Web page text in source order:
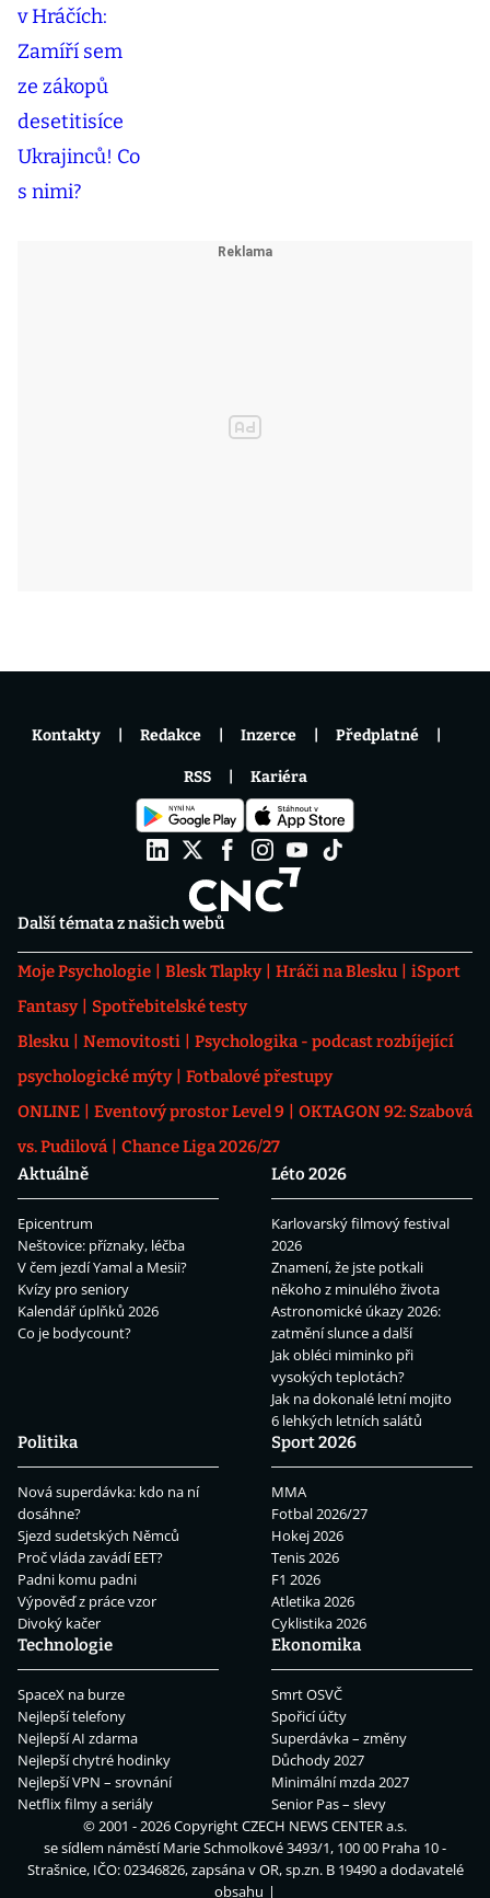
Další témata z našich webů
Moje Psychologie Blesk Tlapky Hráči na Blesku
iSport
Fantasy
Spotřebitelské testy
Blesku
Nemovitosti
Psychologika - podcast rozbíjející
psychologické mýty
Fotbalové přestupy
ONLINE
Eventový prostor Level 9
OKTAGON 92: Szabová
vs. Pudilová
Chance Liga 2026/27
Aktuálně
Epicentrum
Neštovice: příznaky, léčba
V čem jezdí Yamal a Mesii?
Kvízy pro seniory
Kalendář úplňků 2026
Co je bodycount?
Léto 2026
Karlovarský filmový festival
2026
Znamení, že jste potkali
někoho z minulého života
Astronomické úkazy 2026:
zatmění slunce a další
Jak obléci miminko při
vysokých teplotách?
Jak na dokonalé letní mojito
6 lehkých letních salátů
Politika
Nová superdávka: kdo na ní
dosáhne?
Sjezd sudetských Němců
Proč vláda zavádí EET?
Padni komu padni
Výpověď z práce vzor
Divoký kačer
Sport 2026
MMA
Fotbal 2026/27
Hokej 2026
Tenis 2026
F1 2026
Atletika 2026
Cyklistika 2026
Technologie
SpaceX na burze
Nejlepší telefony
Nejlepší AI zdarma
Nejlepší chytré hodinky
Nejlepší VPN – srovnání
Netflix filmy a seriály
Ekonomika
Smrt OSVČ
Spořicí účty
Superdávka – změny
Důchody 2027
Minimální mzda 2027
Senior Pas – slevy
Kontakty Redakce Inzerce Předplatné
RSS Kariéra
© 2001 - 2026 CopyrightCZECH NEWS CENTER a.s.
se sídlem náměstí Marie Schmolkové 3493/1, 100 00 Praha 10 -
Strašnice, IČO: 02346826, zapsána v OR, sp.zn. B 19490 a dodavatelé
obsahu